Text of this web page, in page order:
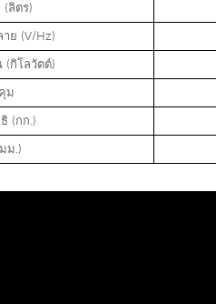
(ลิตร)
ย (V/Hz)
(กิโลวัตต์)
ม
(กก.)
ม.)